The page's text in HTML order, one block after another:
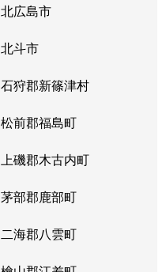
北広島市
北斗市
石狩郡新篠津村
松前郡福島町
上磯郡木古内町
茅部郡鹿部町
二海郡八雲町